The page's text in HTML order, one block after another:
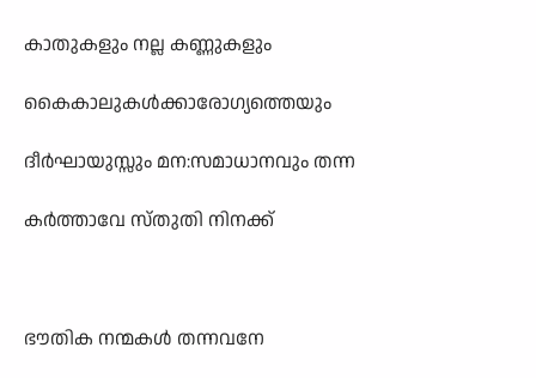
കാതുകളും നല്ല കണ്ണുകളും
കൈകാലുകള്‍ക്കാരോഗ‍്യത്തെയും
ദീര്‍ഘായുസ്സും മന:സമാധാനവും തന്ന
കര്‍ത്താവേ സ്തുതി നിനക്ക്
ഭൗതിക നന്മകള്‍ തന്നവനേ